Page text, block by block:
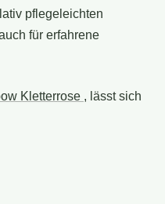
pflegeleichten
für erfahrene
Kletterrose , lässt sich